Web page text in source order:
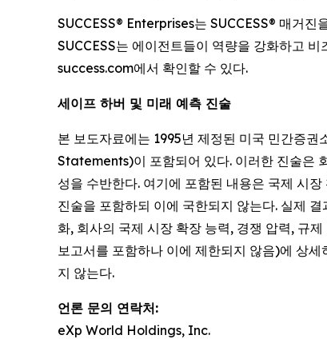
SUCCESS® Enterprises는 SUCCESS® 매거
SUCCESS는 에이전트들이 역량을 강화하고
success.com에서 확인할 수 있다.
세이프 하버 및 미래 예측 진술
본 보도자료에는 1995년 제정된 미국 민간
Statements)이 포함되어 있다. 이러한 진술은
성을 수반한다. 여기에 포함된 내용은 국제 시
진술을 포함하되 이에 국한되지 않는다. 실제
화, 회사의 국제 시장 확장 능력, 경쟁 압력, 규
보고서를 포함하나 이에 제한되지 않음)에 상
지 않는다.
언론 문의 연락처:
eXp World Holdings, Inc.